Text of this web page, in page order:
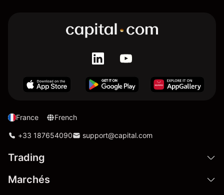
France French
+33 187654090 support@capital.com
Trading
Marchés